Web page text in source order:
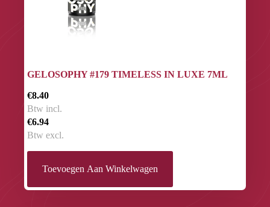
GELOSOPHY #179 TIMELESS IN LUXE 7ML
€8.40
Btw incl.
€6.94
Btw excl.
Toevoegen Aan Winkelwagen